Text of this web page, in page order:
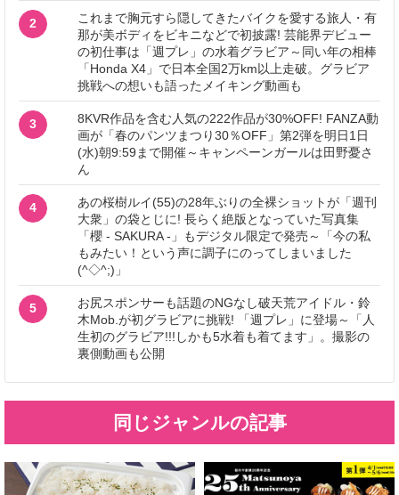
2
これまで胸元すら隠してきたバイクを愛する旅人・有
那が美ボディをビキニなどで初披露! 芸能界デビュー
の初仕事は「週プレ」の水着グラビア～同い年の相棒
「Honda X4」で日本全国2万km以上走破。グラビア
挑戦への想いも語ったメイキング動画も
3
8KVR作品を含む人気の222作品が30%OFF! FANZA動
画が「春のパンツまつり30％OFF」第2弾を明日1日
(水)朝9:59まで開催～キャンペーンガールは田野憂さ
ん
4
あの桜樹ルイ(55)の28年ぶりの全裸ショットが「週刊
大衆」の袋とじに! 長らく絶版となっていた写真集
「櫻 - SAKURA -」もデジタル限定で発売～「今の私
もみたい！という声に調子にのってしまいました
(^◇^;)」
5
お尻スポンサーも話題のNGなし破天荒アイドル・鈴
木Mob.が初グラビアに挑戦! 「週プレ」に登場～「人
生初のグラビア!!!しかも5水着も着てます」。撮影の
裏側動画も公開
同じジャンルの記事